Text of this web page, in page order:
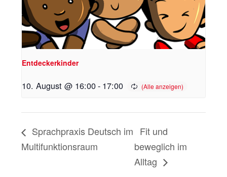
Entdeckerkinder
10. August @ 16:00- 17:00
Sprachpraxis Deutsch im
Multifunktionsraum
Fit und
beweglich im
Alltag